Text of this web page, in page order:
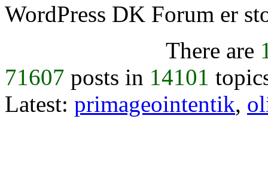
WordPress DK Forum er
There are
71607 posts in 14101
Latest: primageointentik,